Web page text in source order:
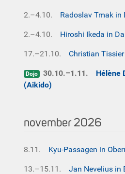
2.–4.10. Radoslav Tmak in
2.–4.10. Hiroshi Ikeda in
17.–21.10. Christian
Dojo 30.10.–1.11. Hélène
(Aikido)
november 2026
8.11. Kyu-Passagen in
13.–15.11. Jan Nevelius in